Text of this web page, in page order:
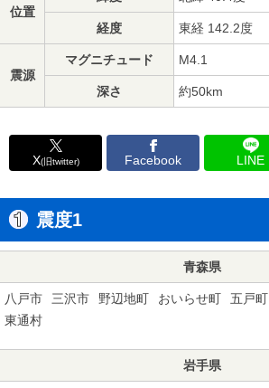
位置
経度 東経 142.2度
震源
マグニチュード M4.1
深さ 約50km
X(旧twitter) Facebook LINE
震度1
青森県
八戸市 三沢市 野辺地町 おいらせ町 五戸町
東通村
岩手県